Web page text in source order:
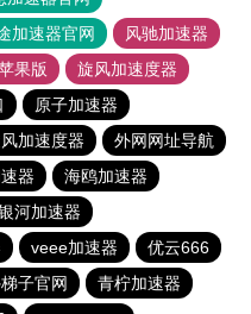
加速器官网
风驰加速器
果版
旋风加速度器
原子加速器
加速度器
外网网址导航
器
海鸥加速器
河加速器
veee加速器
优云666
子官网
青柠加速器